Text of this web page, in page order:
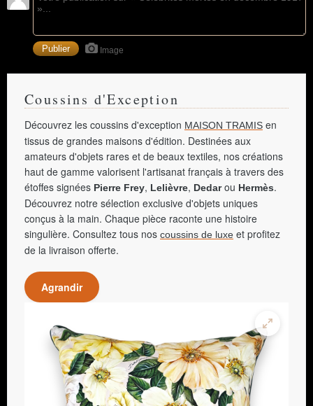
Image
Coussins d'Exception
Découvrez les coussins d'exception MAISON TRAMIS en
tissus de grandes maisons d'édition. Destinées aux
amateurs d'objets rares et de beaux textiles, nos créations
haut de gamme valorisent l'artisanat français à travers des
étoffes signées Pierre Frey, Lelièvre, Dedarou Hermès.
Découvrez notre sélection exclusive d'objets uniques
conçus à la main. Chaque pièce raconte une histoire
singulière. Consultez tous nos coussins de luxe et profitez
de la livraison offerte.
Agrandir